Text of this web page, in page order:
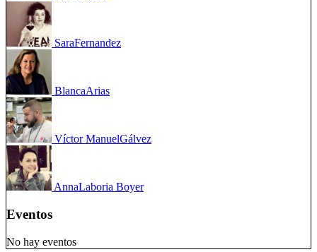
SaraFernandez
BlancaArias
Víctor ManuelGálvez
AnnaLaboria Boyer
Eventos
No hay eventos